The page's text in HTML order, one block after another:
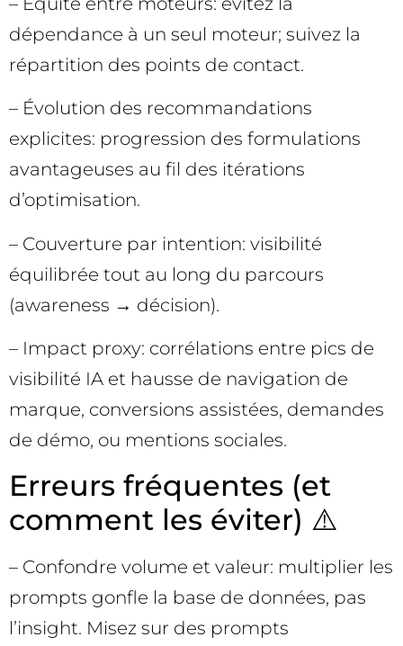
dépendance à un seul moteur; suivez la
répartition des points de contact.
– Évolution des recommandations
explicites: progression des formulations
avantageuses au fil des itérations
d’optimisation.
– Couverture par intention: visibilité
équilibrée tout au long du parcours
(awareness → décision).
– Impact proxy: corrélations entre pics de
visibilité IA et hausse de navigation de
marque, conversions assistées, demandes
de démo, ou mentions sociales.
Erreurs fréquentes (et
comment les éviter) ⚠️
– Confondre volume et valeur: multiplier les
prompts gonfle la base de données, pas
l’insight. Misez sur des prompts